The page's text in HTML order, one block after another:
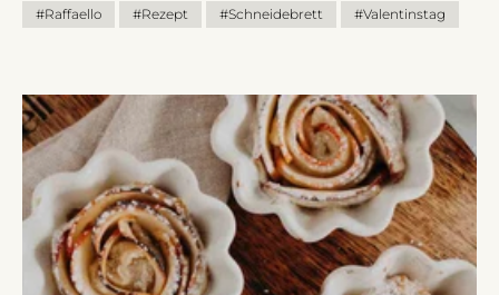
durch den Magen und selbstgemacht schmeckt es doch
immer am besten
#Raffaello #Rezept #Schneidebrett #Valentinstag